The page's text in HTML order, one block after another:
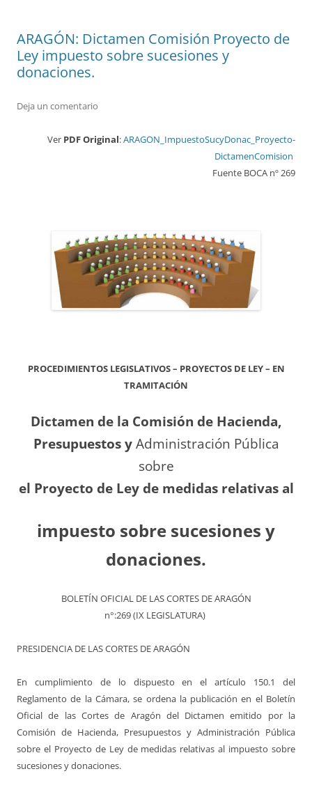
ARAGÓN: Dictamen Comisión Proyecto de
Ley impuesto sobre sucesiones y
donaciones.
Deja un comentario
Ver PDF Original:ARAGON_ImpuestoSucyDonac_Proyecto-
DictamenComision
Fuente BOCA nº 269
PROCEDIMIENTOS LEGISLATIVOS – PROYECTOS DE LEY – EN
TRAMITACIÓN
Dictamen de la Comisión de Hacienda,
Presupuestos yAdministración Pública
sobre
el Proyecto de Ley de medidas relativas al
impuesto sobre sucesiones y
donaciones.
BOLETÍN OFICIAL DE LAS CORTES DE ARAGÓN
n°:269 (IX LEGISLATURA)
PRESIDENCIA DE LAS CORTES DE ARAGÓN
En cumplimiento de lo dispuesto en el artículo 150.1 del
Reglamento de la Cámara, se ordena la publicación en el Boletín
Oficial de las Cortes de Aragón del Dictamen emitido por la
Comisión de Hacienda, Presupuestos y Administración Pública
sobre el Proyecto de Ley de medidas relativas al impuesto sobre
sucesiones y donaciones.